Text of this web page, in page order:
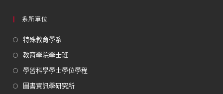
系所單位
特殊教育學系
教育學院學士班
學習科學學士學位學程
圖書資訊學研究所